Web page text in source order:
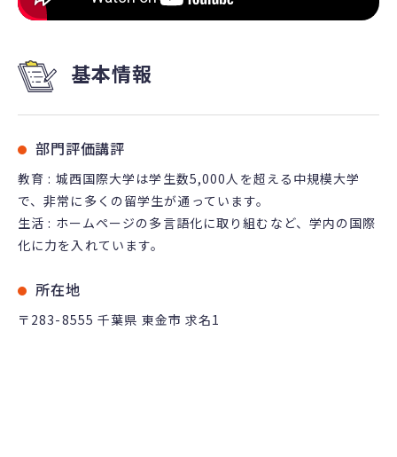
基本情報
部門評価講評
教育 : 城西国際大学は学生数5,000人を超える中規模大学
で、非常に多くの留学生が通っています。
生活 : ホームページの多言語化に取り組むなど、学内の国際
化に力を入れています。
所在地
〒283-8555 千葉県 東金市 求名1